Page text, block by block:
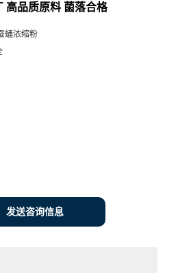
高品质原料 菌落合格
蛹浓缩粉
发送咨询信息